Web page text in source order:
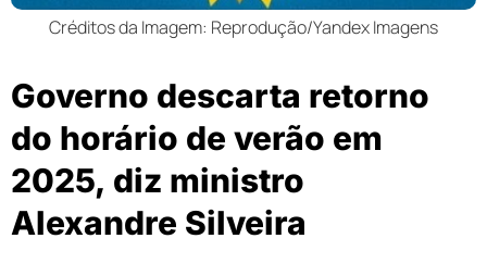
Créditos da Imagem: Reprodução/Yandex Imagens
Governo descarta retorno
do horário de verão em
2025, diz ministro
Alexandre Silveira